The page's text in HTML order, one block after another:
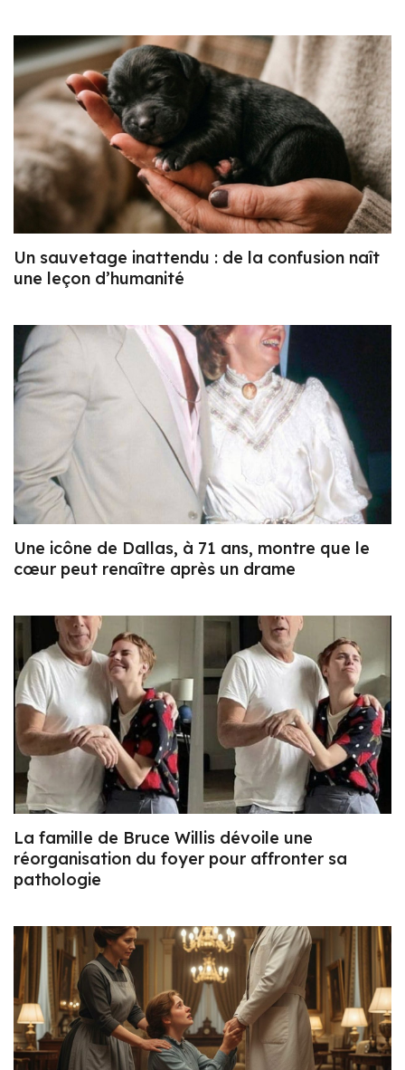
Un sauvetage inattendu : de la confusion naît
une leçon d’humanité
Une icône de Dallas, à 71 ans, montre que le
cœur peut renaître après un drame
La famille de Bruce Willis dévoile une
réorganisation du foyer pour affronter sa
pathologie